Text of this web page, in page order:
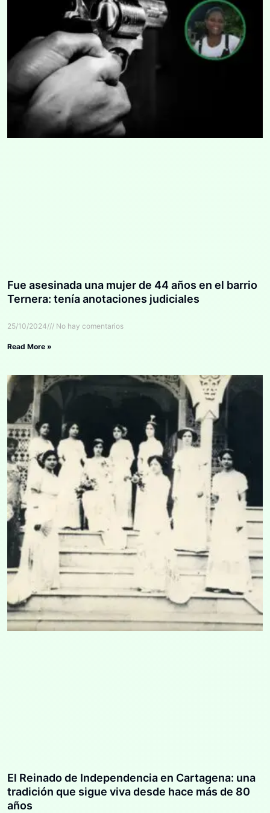
Fue asesinada una mujer de 44 años en el barrio
Ternera: tenía anotaciones judiciales
25/10/2024 No hay comentarios
Read More »
El Reinado de Independencia en Cartagena: una
tradición que sigue viva desde hace más de 80
años